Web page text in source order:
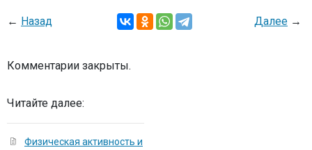
← Назад Далее →
Комментарии закрыты.
Читайте далее:
Физическая активность и